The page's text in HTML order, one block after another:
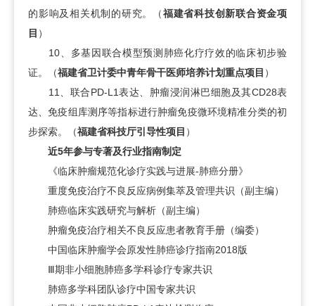
的影响及相关机制的研究。（福建省科技创新联合资金项
目 ）
10、多基因联合模型预测肺癌化疗疗效的临床初步验
证。（福建省卫计委中青年骨干医师培养计划重点项目 ）
11、联合PD-L1表达、肿瘤浸润淋巴细胞及其CD28表
达、免疫组库测序等指标进行肿瘤免疫微环境精准分类的初
步探索。（福建省科技厅引导性项目 ）
近5年参与专著及行业指南制定
《临床肿瘤规范化诊疗实践与进展-肺癌分册》
重度免疫治疗不良反应病例集萃及管理共识（副主编）
肺癌临床实践研究与解析（副主编）
肿瘤免疫治疗相关不良反应患者教育手册（编委）
中国临床肿瘤学会原发性肺癌诊疗指南2018版
Ⅲ期非小细胞肺癌多学科诊疗专家共识
肺癌多学科团队诊疗中国专家共识